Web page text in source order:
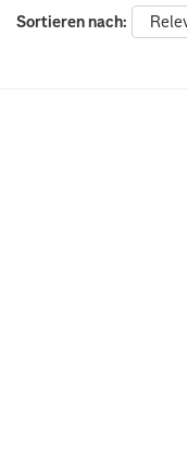
Sortieren nach